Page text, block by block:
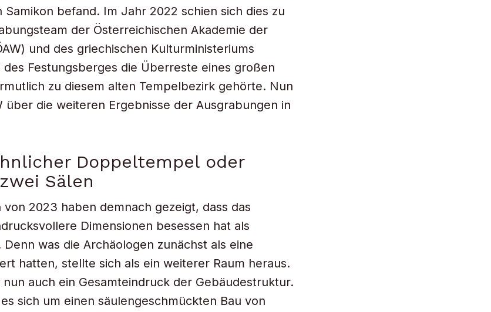
Samikon befand. Im Jahr 2022 schien sich dies zu
der Österreichischen Akademie der
und des griechischen Kulturministeriums
Festungsberges die Überreste eines großen
zu diesem alten Tempelbezirk gehörte. Nun
über die weiteren Ergebnisse der Ausgrabungen in
Doppeltempel oder
Sälen
von 2023 haben demnach gezeigt, dass das
Dimensionen besessen hat als
was die Archäologen zunächst als eine
hatten, stellte sich als ein weiterer Raum heraus.
nun auch ein Gesamteindruck der Gebäudestruktur.
sich um einen säulengeschmückten Bau von